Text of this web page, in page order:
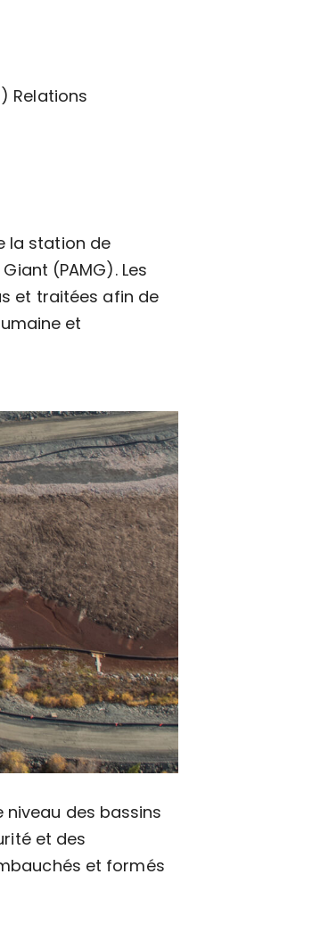
Relations
la station de
(PAMG). Les
et traitées afin de
et
niveau des bassins
et des
et formés